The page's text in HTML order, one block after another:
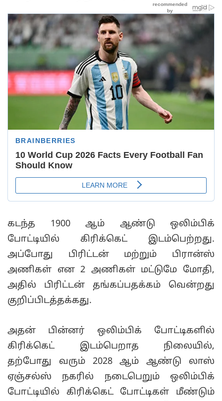
கடந்த 1900 ஆம் ஆண்டு ஒலிம்பிக்
போட்டியில் கிரிக்கெட் இடம்பெற்றது.
அப்போது பிரிட்டன் மற்றும் பிரான்ஸ்
அணிகள் என 2 அணிகள் மட்டுமே மோதி,
அதில் பிரிட்டன் தங்கப்பதக்கம் வென்றது
குறிப்பிடத்தக்கது.
அதன் பின்னர் ஒலிம்பிக் போட்டிகளில்
கிரிக்கெட் இடம்பெறாத நிலையில்,
தற்போது வரும் 2028 ஆம் ஆண்டு லாஸ்
ஏஞ்சல்ஸ் நகரில் நடைபெறும் ஒலிம்பிக்
போட்டியில் கிரிக்கெட் போட்டிகள் மீண்டும்